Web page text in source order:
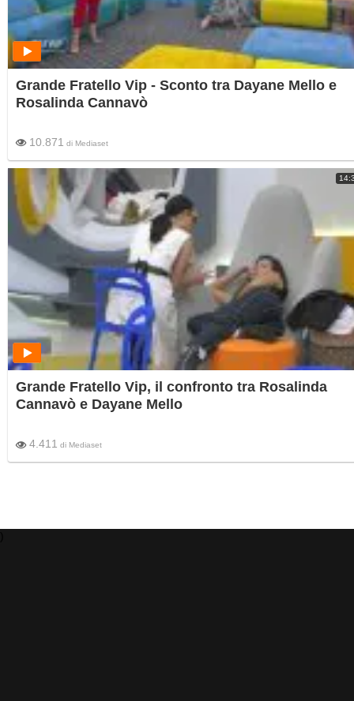
Grande Fratello Vip - Sconto tra Dayane Mello e
Rosalinda Cannavò
10.871 di Mediaset
Grande Fratello Vip, il confronto tra Rosalinda
Cannavò e Dayane Mello
4.411 di Mediaset